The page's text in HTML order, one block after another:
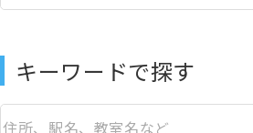
キーワードで探す